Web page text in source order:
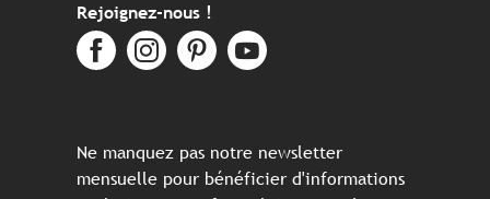
Rejoignez-nous !
Ne manquez pas notre newsletter
mensuelle pour bénéficier d'informations